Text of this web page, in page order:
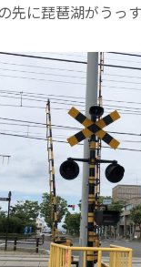
先に琵琶湖がうっ